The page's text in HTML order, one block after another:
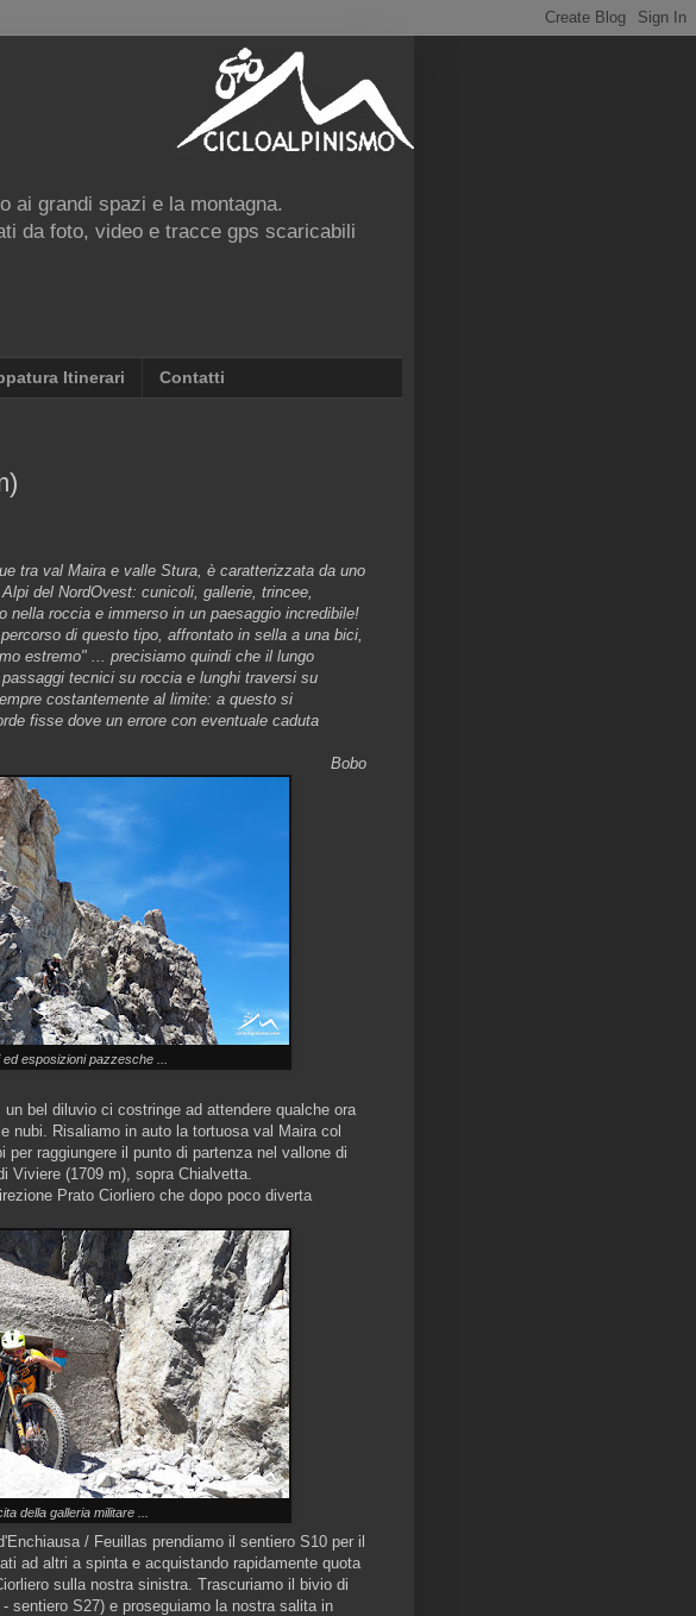
ai grandi spazi e la montagna.
da foto, video e tracce gps scaricabili
Itinerari Contatti
tra val Maira e valle Stura, è caratterizzata da uno
del NordOvest: cunicoli, gallerie, trincee,
roccia e immerso in un paesaggio incredibile!
di questo tipo, affrontato in sella a una bici,
estremo" ... precisiamo quindi che il lungo
tecnici su roccia e lunghi traversi su
costantemente al limite: a questo si
fisse dove un errore con eventuale caduta
Bobo
ed esposizioni pazzesche ...
bel diluvio ci costringe ad attendere qualche ora
nubi. Risaliamo in auto la tortuosa val Maira col
raggiungere il punto di partenza nel vallone di
Viviere (1709 m), sopra Chialvetta.
Prato Ciorliero che dopo poco diverta
della galleria militare ...
/ Feuillas prendiamo il sentiero S10 per il
ad altri a spinta e acquistando rapidamente quota
sulla nostra sinistra. Trascuriamo il bivio di
sentiero S27) e proseguiamo la nostra salita in